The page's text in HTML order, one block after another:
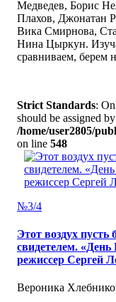
Медведев, Борис
Плахов, Джонатан
Вика Смирнова,
Нина Цыркун.
сравниваем, берем
Strict Standards:
should be assigned
/home/user2805/
on line 548
№3/4
Этот воздух пусть
свидетелем.
режиссер Сергей
Вероника